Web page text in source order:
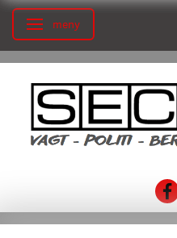
Ändra navigering
meny